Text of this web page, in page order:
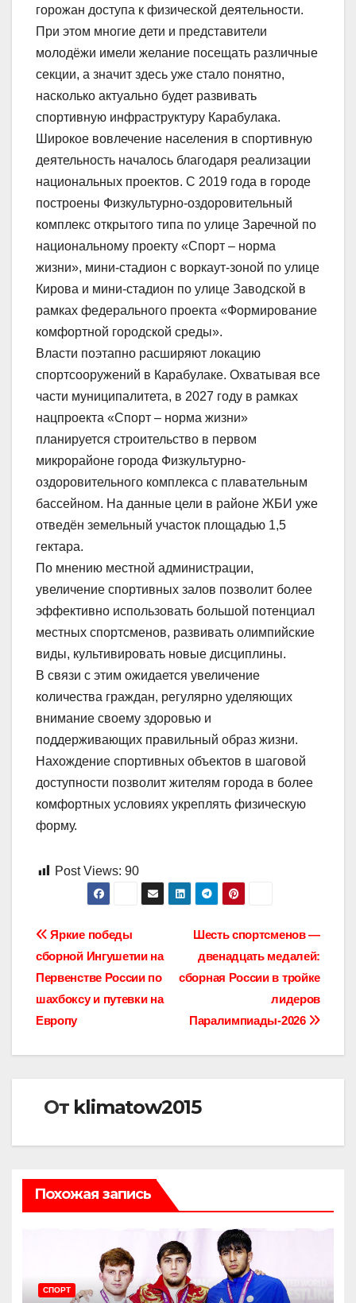
горожан доступа к физической деятельности.
При этом многие дети и представители
молодёжи имели желание посещать различные
секции, а значит здесь уже стало понятно,
насколько актуально будет развивать
спортивную инфраструктуру Карабулака.
Широкое вовлечение населения в спортивную
деятельность началось благодаря реализации
национальных проектов. С 2019 года в городе
построены Физкультурно-оздоровительный
комплекс открытого типа по улице Заречной по
национальному проекту «Спорт – норма
жизни», мини-стадион с воркаут-зоной по улице
Кирова и мини-стадион по улице Заводской в
рамках федерального проекта «Формирование
комфортной городской среды».
Власти поэтапно расширяют локацию
спортсооружений в Карабулаке. Охватывая все
части муниципалитета, в 2027 году в рамках
нацпроекта «Спорт – норма жизни»
планируется строительство в первом
микрорайоне города Физкультурно-
оздоровительного комплекса с плавательным
бассейном. На данные цели в районе ЖБИ уже
отведён земельный участок площадью 1,5
гектара.
По мнению местной администрации,
увеличение спортивных залов позволит более
эффективно использовать большой потенциал
местных спортсменов, развивать олимпийские
виды, культивировать новые дисциплины.
В связи с этим ожидается увеличение
количества граждан, регулярно уделяющих
внимание своему здоровью и
поддерживающих правильный образ жизни.
Нахождение спортивных объектов в шаговой
доступности позволит жителям города в более
комфортных условиях укреплять физическую
форму.
Post Views: 90
Навигация
по
записям
Шесть спортсменов —
двенадцать медалей:
сборная России в тройке
лидеров
Паралимпиады-2026
Яркие победы
сборной Ингушетии на
Первенстве России по
шахбоксу и путевки на
Европу
От klimatow2015
Похожая запись
СПОРТ